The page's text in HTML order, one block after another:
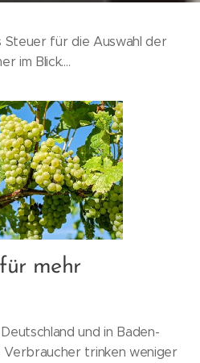
Steuer für die Auswahl der
im Blick....
mehr
und in Baden-
trinken weniger